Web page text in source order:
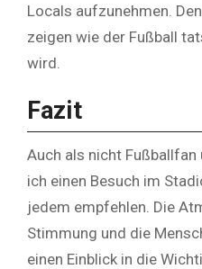
Locals aufzunehmen.
zeigen wie der Fußball
wird.
Fazit
Auch als nicht
ich einen Besuch im
jedem empfehlen. Die
Stimmung und die
einen Einblick in die